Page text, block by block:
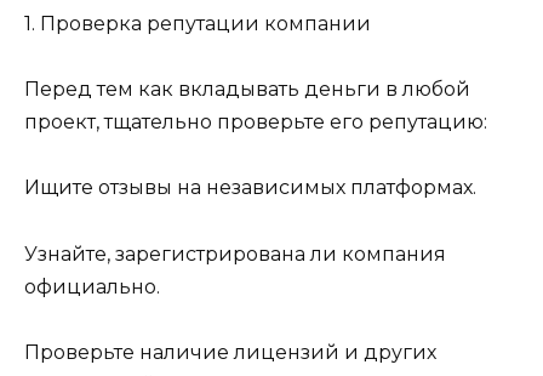
1. Проверка репутации компании
Перед тем как вкладывать деньги в любой
проект, тщательно проверьте его репутацию:
Ищите отзывы на независимых платформах.
Узнайте, зарегистрирована ли компания
официально.
Проверьте наличие лицензий и других